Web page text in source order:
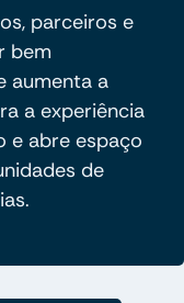
parceiros e
bem
aumenta a
a experiência
e abre espaço
de